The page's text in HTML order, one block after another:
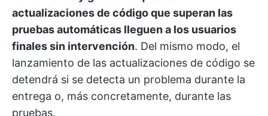
actualizaciones de código que superan las
pruebas automáticas lleguen a los usuarios
finales sin intervención. Del mismo modo, el
lanzamiento de las actualizaciones de código se
detendrá si se detecta un problema durante la
entrega o, más concretamente, durante las
pruebas.